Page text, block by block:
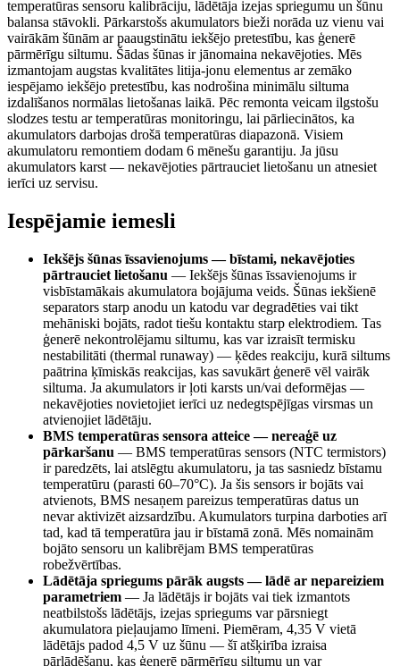
temperatūras sensoru kalibrāciju, lādētāja izejas spriegumu un šūnu
balansa stāvokli. Pārkarstošs akumulators bieži norāda uz vienu vai
vairākām šūnām ar paaugstinātu iekšējo pretestību, kas ģenerē
pārmērīgu siltumu. Šādas šūnas ir jānomaina nekavējoties. Mēs
izmantojam augstas kvalitātes litija-jonu elementus ar zemāko
iespējamo iekšējo pretestību, kas nodrošina minimālu siltuma
izdalīšanos normālas lietošanas laikā. Pēc remonta veicam ilgstošu
slodzes testu ar temperatūras monitoringu, lai pārliecinātos, ka
akumulators darbojas drošā temperatūras diapazonā. Visiem
akumulatoru remontiem dodam 6 mēnešu garantiju. Ja jūsu
akumulators karst — nekavējoties pārtrauciet lietošanu un atnesiet
ierīci uz servisu.
Iespējamie iemesli
Iekšējs šūnas īssavienojums — bīstami, nekavējoties
pārtrauciet lietošanu — Iekšējs šūnas īssavienojums ir
visbīstamākais akumulatora bojājuma veids. Šūnas iekšienē
separators starp anodu un katodu var degradēties vai tikt
mehāniski bojāts, radot tiešu kontaktu starp elektrodiem. Tas
ģenerē nekontrolējamu siltumu, kas var izraisīt termisku
nestabilitāti (thermal runaway) — ķēdes reakciju, kurā siltums
paātrina ķīmiskās reakcijas, kas savukārt ģenerē vēl vairāk
siltuma. Ja akumulators ir ļoti karsts un/vai deformējas —
nekavējoties novietojiet ierīci uz nedegtspējīgas virsmas un
atvienojiet lādētāju.
BMS temperatūras sensora atteice — nereaģē uz
pārkaršanu — BMS temperatūras sensors (NTC termistors)
ir paredzēts, lai atslēgtu akumulatoru, ja tas sasniedz bīstamu
temperatūru (parasti 60–70°C). Ja šis sensors ir bojāts vai
atvienots, BMS nesaņem pareizus temperatūras datus un
nevar aktivizēt aizsardzību. Akumulators turpina darboties arī
tad, kad tā temperatūra jau ir bīstamā zonā. Mēs nomainām
bojāto sensoru un kalibrējam BMS temperatūras
robežvērtības.
Lādētāja spriegums pārāk augsts — lādē ar nepareiziem
parametriem — Ja lādētājs ir bojāts vai tiek izmantots
neatbilstošs lādētājs, izejas spriegums var pārsniegt
akumulatora pieļaujamo līmeni. Piemēram, 4,35 V vietā
lādētājs padod 4,5 V uz šūnu — šī atšķirība izraisa
pārlādēšanu, kas ģenerē pārmērīgu siltumu un var